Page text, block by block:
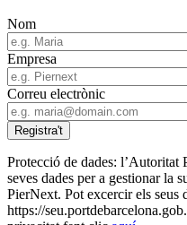
Nom
Empresa
Correu electrònic
Protecció de dades: l’Autoritat
seves dades per a gestionar la
PierNext. Pot excercir els seus
https://